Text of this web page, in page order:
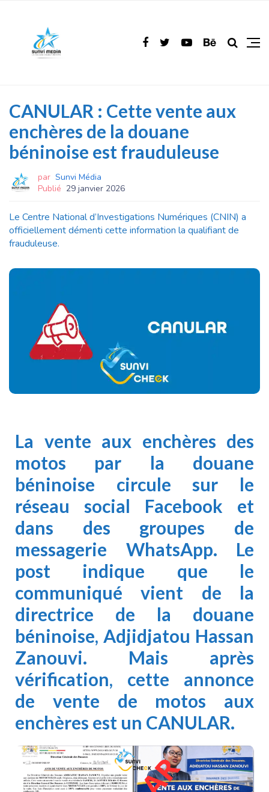
CANULAR : Cette vente aux
enchères de la douane
béninoise est frauduleuse
par Sunvi Média
Publié 29 janvier 2026
Le Centre National d’Investigations Numériques (CNIN) a
officiellement démenti cette information la qualifiant de
frauduleuse.
La vente aux enchères des
motos par la douane
béninoise circule sur le
réseau social Facebook et
dans des groupes de
messagerie WhatsApp. Le
post indique que le
communiqué vient de la
directrice de la douane
béninoise, Adjidjatou Hassan
Zanouvi. Mais après
vérification, cette annonce
de vente de motos aux
enchères est un CANULAR.